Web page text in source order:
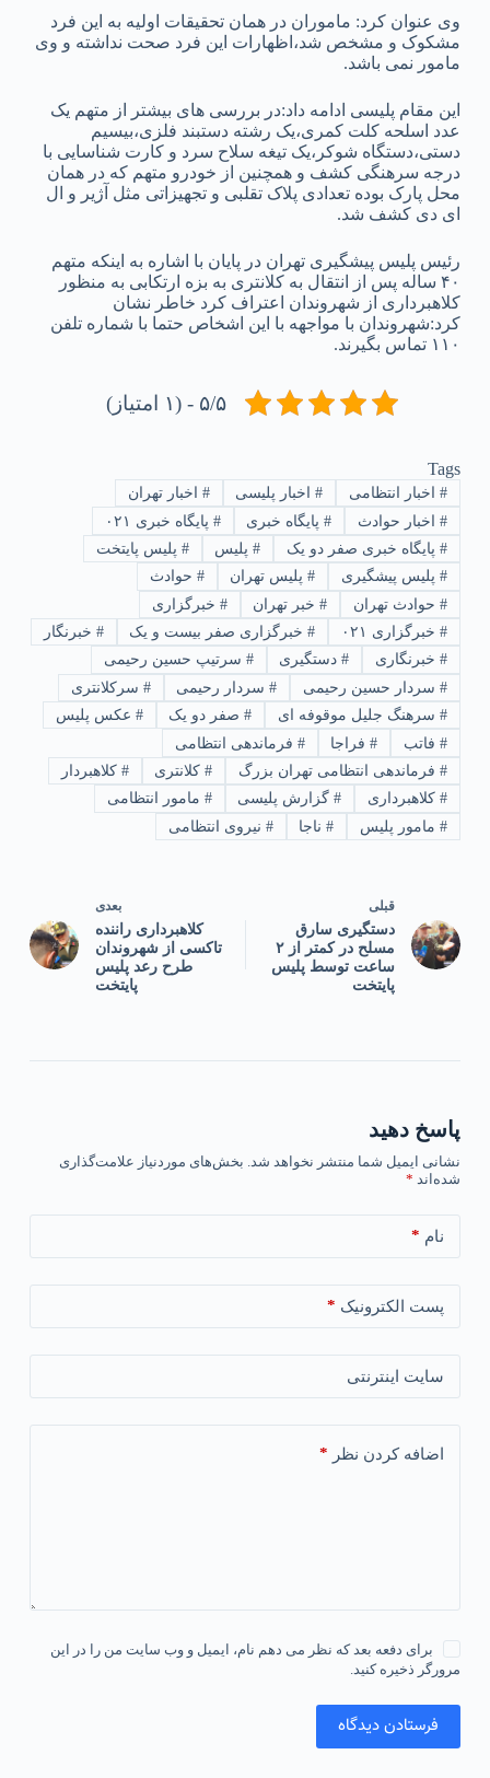
وی عنوان کرد: ماموران در همان تحقیقات اولیه به این فرد
مشکوک و مشخص شد،اظهارات این فرد صحت نداشته و وی
مامور نمی باشد.
این مقام پلیسی ادامه داد:در بررسی های بیشتر از متهم یک
عدد اسلحه کلت کمری،یک رشته دستبند فلزی،بیسیم
دستی،دستگاه شوکر،یک تیغه سلاح سرد و کارت شناسایی با
درجه سرهنگی کشف و همچنین از خودرو متهم که در همان
محل پارک بوده تعدادی پلاک تقلبی و تجهیزاتی مثل آژیر و ال
ای دی کشف شد.
رئیس پلیس پیشگیری تهران در پايان با اشاره به اینکه متهم
۴۰ ساله پس از انتقال به کلانتری به بزه ارتکابی به منظور
کلاهبرداری از شهروندان اعتراف کرد خاطر نشان
کرد:شهروندان با مواجهه با این اشخاص حتما با شماره تلفن
۱۱۰ تماس بگیرند.
۵/۵ - (۱ امتیاز)
Tags
#اخبار انتظامی #اخبار پلیسی # اخبار تهران
#اخبار حوادث #پایگاه خبری # پایگاه خبری ۰۲۱
#پایگاه خبری صفر دو یک #پلیس # پلیس پایتخت
#پلیس پیشگیری #پلیس تهران # حوادث
#حوادث تهران #خبر تهران # خبرگزاری
#خبرگزاری ۰۲۱ #خبرگزاری صفر بیست و یک # خبرنگار
#خبرنگاری #دستگیری # سرتیپ حسین رحیمی
#سردار حسین رحیمی #سردار رحیمی # سرکلانتری
#سرهنگ جلیل موقوفه ای #صفر دو یک # عکس پلیس
#فاتب #فراجا # فرماندهی انتظامی
#فرماندهی انتظامی تهران بزرگ #کلانتری # کلاهبردار
#کلاهبرداری #گزارش پلیسی # مامور انتظامی
#مامور پلیس #ناجا # نیروی انتظامی
قبلی
دستگیری سارق
مسلح در کمتر از ۲
ساعت توسط پلیس
پایتخت
بعدی
کلاهبرداری راننده
تاکسی از شهروندان
طرح رعد پلیس
پایتخت
پاسخ دهید
نشانی ایمیل شما منتشر نخواهد شد. بخش‌های موردنیاز علامت‌گذاری
شده‌اند *
نام *
پست الکترونیک *
سایت اینترنتی
اضافه کردن نظر *
برای دفعه بعد که نظر می دهم نام، ایمیل و وب سایت من را در این
مرورگر ذخیره کنید.
فرستادن دیدگاه